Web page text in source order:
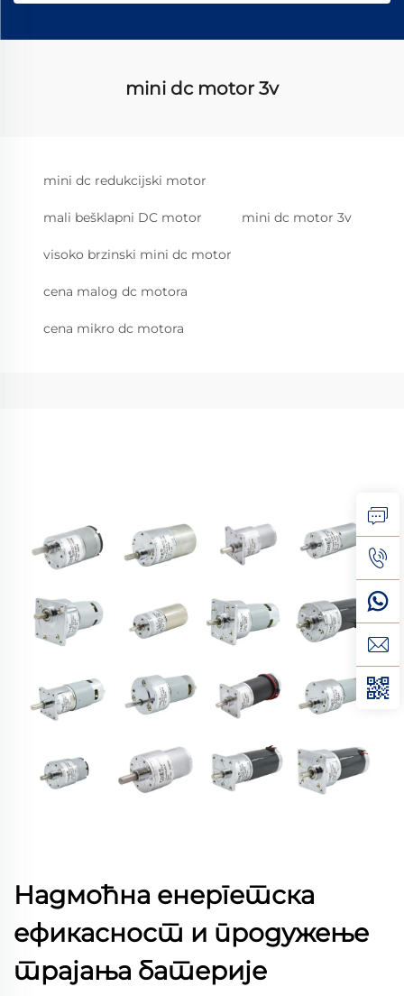
mini dc motor 3v
mini dc redukcijski motor
mali bešklapni DC motor mini dc motor 3v
visoko brzinski mini dc motor
cena malog dc motora
cena mikro dc motora
Надмоћна енергетска
ефикасност и продужење
трајања батерије